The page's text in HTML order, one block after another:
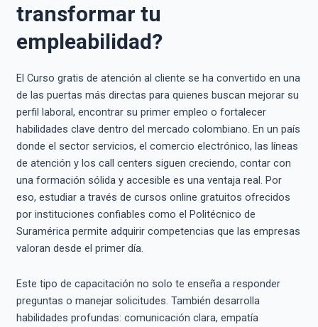
transformar tu
empleabilidad?
El Curso gratis de atención al cliente se ha convertido en una
de las puertas más directas para quienes buscan mejorar su
perfil laboral, encontrar su primer empleo o fortalecer
habilidades clave dentro del mercado colombiano. En un país
donde el sector servicios, el comercio electrónico, las líneas
de atención y los call centers siguen creciendo, contar con
una formación sólida y accesible es una ventaja real. Por
eso, estudiar a través de cursos online gratuitos ofrecidos
por instituciones confiables como el Politécnico de
Suramérica permite adquirir competencias que las empresas
valoran desde el primer día.
Este tipo de capacitación no solo te enseña a responder
preguntas o manejar solicitudes. También desarrolla
habilidades profundas: comunicación clara, empatía